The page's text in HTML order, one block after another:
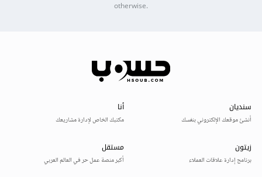
otherwise.